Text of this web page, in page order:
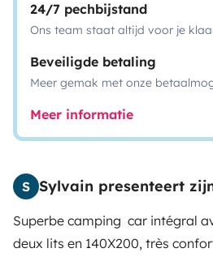
24/7 pechbijstand
Ons team staat altijd voor je
Beveiligde betaling
Meer gemak met onze
Meer informatie
S Sylvain presenteert
Superbe camping car intégral
deux lits en 140X200, très